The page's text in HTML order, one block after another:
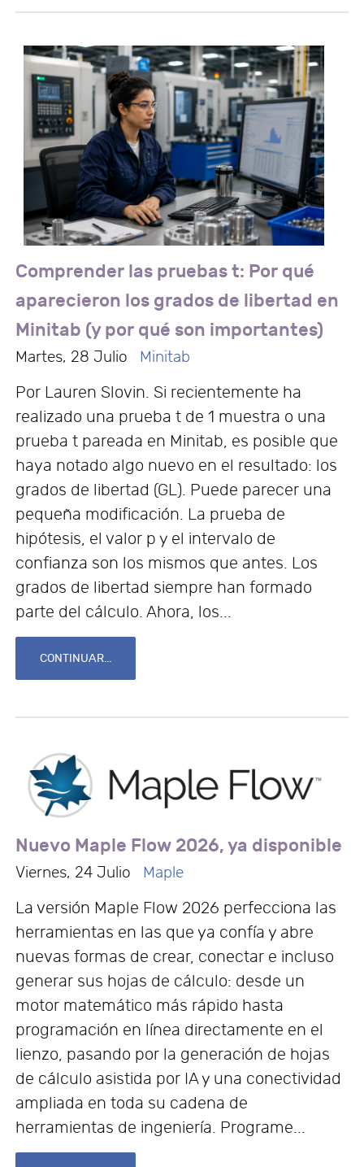
Comprender las pruebas t: Por qué
aparecieron los grados de libertad en
Minitab (y por qué son importantes)
Martes, 28 Julio Minitab
Por Lauren Slovin. Si recientemente ha
realizado una prueba t de 1 muestra o una
prueba t pareada en Minitab, es posible que
haya notado algo nuevo en el resultado: los
grados de libertad (GL). Puede parecer una
pequeña modificación. La prueba de
hipótesis, el valor p y el intervalo de
confianza son los mismos que antes. Los
grados de libertad siempre han formado
parte del cálculo. Ahora, los...
CONTINUAR...
Nuevo Maple Flow 2026, ya disponible
Viernes, 24 Julio Maple
La versión Maple Flow 2026 perfecciona las
herramientas en las que ya confía y abre
nuevas formas de crear, conectar e incluso
generar sus hojas de cálculo: desde un
motor matemático más rápido hasta
programación en línea directamente en el
lienzo, pasando por la generación de hojas
de cálculo asistida por IA y una conectividad
ampliada en toda su cadena de
herramientas de ingeniería. Programe...